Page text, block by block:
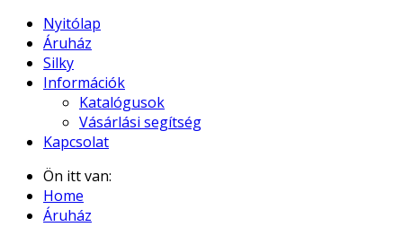
Nyitólap
Áruház
Silky
Információk
Katalógusok
Vásárlási segítség
Kapcsolat
Ön itt van:
Home
Áruház